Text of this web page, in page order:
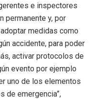
e inspectores
permanente y, por
medidas como
accidente, para poder
activar protocolos de
evento por ejemplo
uno de los elementos
de emergencia”,